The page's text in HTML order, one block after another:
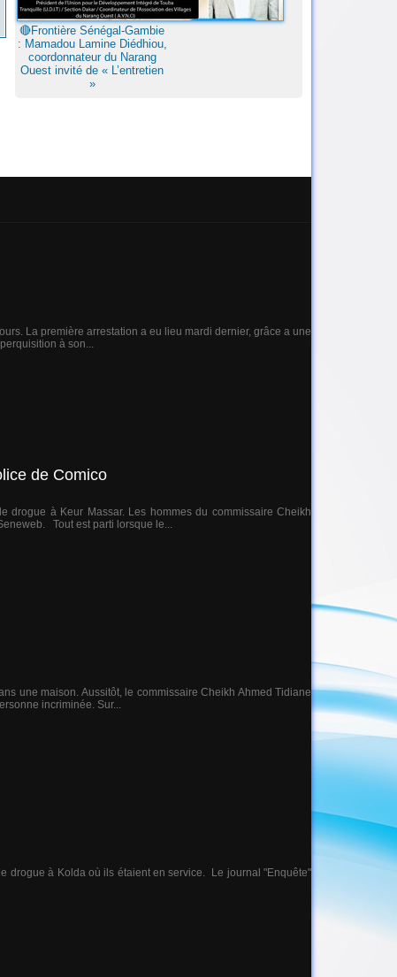
🔴Frontière Sénégal-Gambie
: Mamadou Lamine Diédhiou,
coordonnateur du Narang
Ouest invité de « L’entretien
»
La première arrestation a eu lieu mardi dernier, grâce a une
à son...
de Comico
drogue à Keur Massar. Les hommes du commissaire Cheikh
Tout est parti lorsque le...
une maison. Aussitôt, le commissaire Cheikh Ahmed Tidiane
incriminée. Sur...
drogue à Kolda où ils étaient en service. Le journal "Enquête"